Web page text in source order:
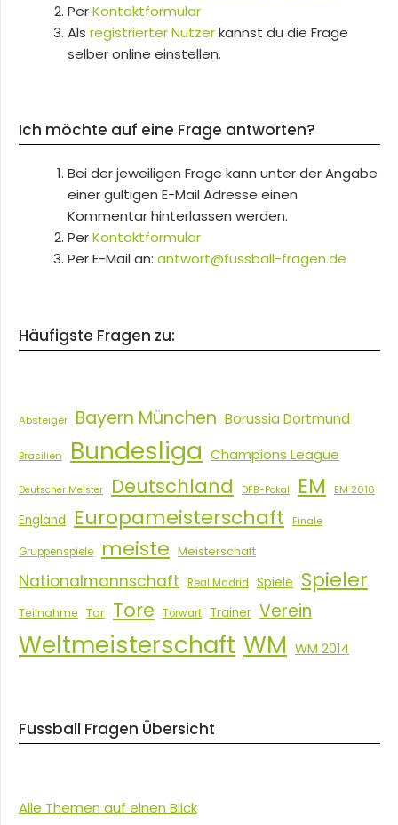
PerKontaktformular
Als registrierter Nutzerkannst du die Frage
selber online einstellen.
Ich möchte auf eine Frage antworten?
Bei der jeweiligen Frage kann unter der Angabe
einer gültigen E-Mail Adresse einen
Kommentar hinterlassen werden.
PerKontaktformular
Per E-Mail an: antwort@fussball-fragen.de
Häufigste Fragen zu:
Absteiger Bayern München Borussia Dortmund
Brasilien Bundesliga Champions League
Deutscher Meister Deutschland DFB-Pokal EM EM 2016
England Europameisterschaft Finale
Gruppenspiele meiste Meisterschaft
Nationalmannschaft Real Madrid Spiele Spieler
Teilnahme Tor Tore Torwart Trainer Verein
Weltmeisterschaft WM WM 2014
Fussball Fragen Übersicht
Alle Themen auf einen Blick